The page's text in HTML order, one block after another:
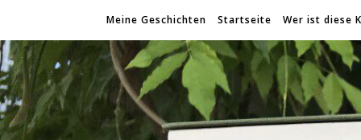
Meine Geschichten Startseite Wer ist diese